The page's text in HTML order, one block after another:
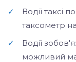
✓
Водії таксі
таксометр
✓
Водії
можливий